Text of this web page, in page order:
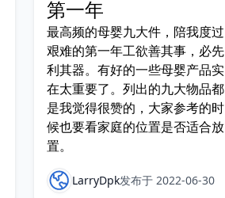
第一年
最高频的母婴九大件，陪我度过
艰难的第一年工欲善其事，必先
利其器。有好的一些母婴产品实
在太重要了。列出的九大物品都
是我觉得很赞的，大家参考的时
候也要看家庭的位置是否适合放
置。
LarryDpk发布于 2022-06-30